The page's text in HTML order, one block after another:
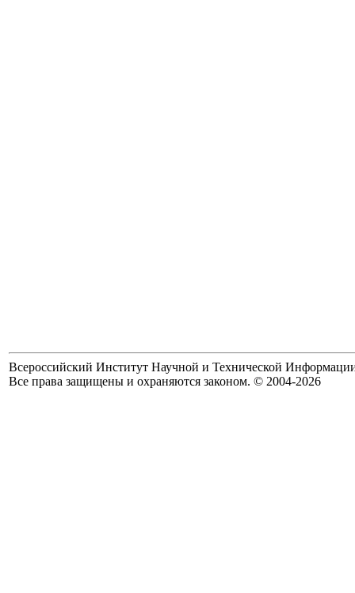
Всероссийский Институт Научной и Технической
Все права защищены и охраняются законом. © 2004-2026